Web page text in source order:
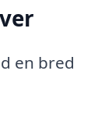
en bred